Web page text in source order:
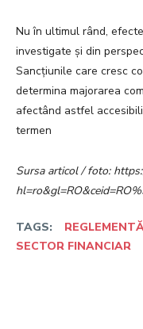
Nu în ultimul rând,
investigate și din
Sancțiunile care cresc
determina majorarea
afectând astfel
termen
Sursa articol / foto:
TAGS:
SECTOR FINANCIAR